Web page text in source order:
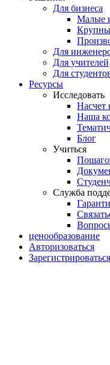
Для бизнеса
Малые
Для
Для учителей
Для
Ресурсы
Исследовать
Насчет
Наша
Блог
Учиться
Служба
ценообразование
Авторизоваться
Зарегистрироваться